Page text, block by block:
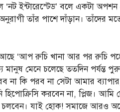
ইন্টারেস্টেড’ বলে একটা
তাঁর পাশে দাঁড়ান। তাঁদের
‘আপ রুচি খানা আর পর রুচি
মেনে চলেছে ততদিন
না কি পরব না সেটা আমার
করবেন না, প্লিজ।
চলবেন। যাই হোক! সমাজে